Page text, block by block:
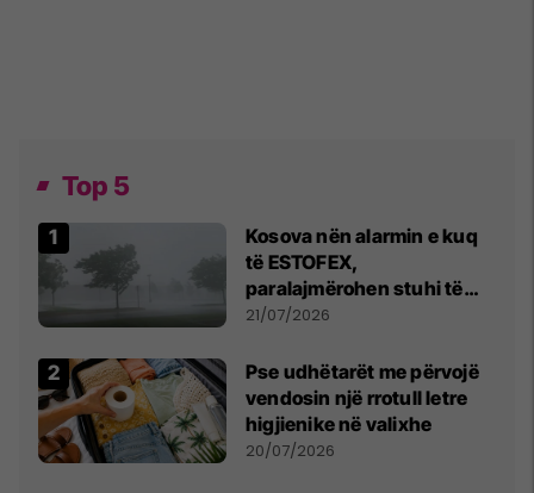
Top 5
Kosova nën alarmin e kuq
të ESTOFEX,
paralajmërohen stuhi të
fuqishme me breshër dhe
21/07/2026
Pse udhëtarët me përvojë
vendosin një rrotull letre
higjienike në valixhe
20/07/2026